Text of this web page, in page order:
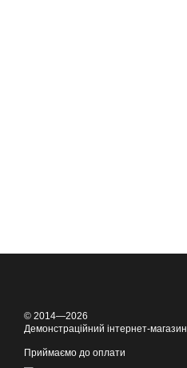
© 2014—2026
Демонстраційний інтернет-магазин
Приймаємо до оплати